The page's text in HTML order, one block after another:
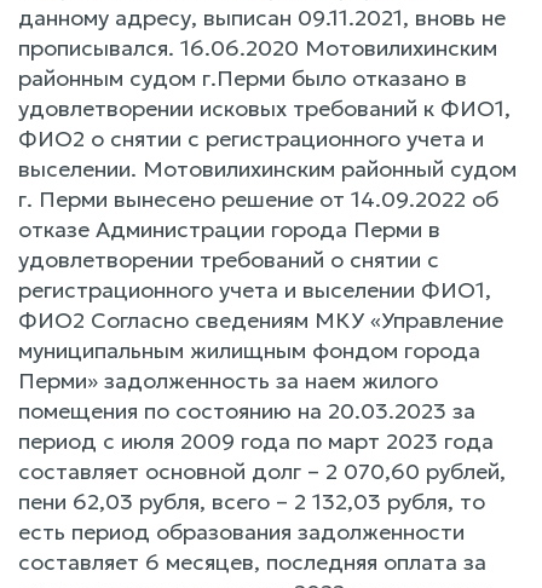
данному адресу, выписан 09.11.2021, вновь не
прописывался. 16.06.2020 Мотовилихинским
районным судом г.Перми было отказано в
удовлетворении исковых требований к ФИО1,
ФИО2 о снятии с регистрационного учета и
выселении. Мотовилихинским районный судом
г. Перми вынесено решение от 14.09.2022 об
отказе Администрации города Перми в
удовлетворении требований о снятии с
регистрационного учета и выселении ФИО1,
ФИО2 Согласно сведениям МКУ «Управление
муниципальным жилищным фондом города
Перми» задолженность за наем жилого
помещения по состоянию на 20.03.2023 за
период с июля 2009 года по март 2023 года
составляет основной долг – 2 070,60 рублей,
пени 62,03 рубля, всего – 2 132,03 рубля, то
есть период образования задолженности
составляет 6 месяцев, последняя оплата за